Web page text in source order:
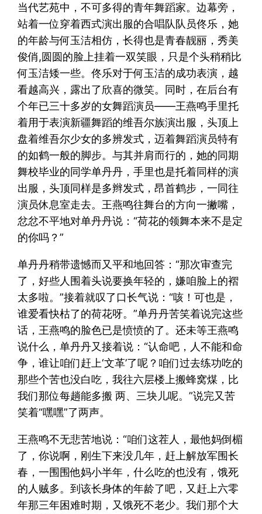
当代艺苑中，不可多得的青年舞蹈家。边幕旁，
站着一位穿着西式演出服的合唱队队员佟乐，她
的年龄与何玉洁相仿，长得也是青春靓丽，秀美
俊俏,圆圆的脸上挂着一双笑眼，只是个头稍稍比
何玉洁矮一些。佟乐对于何玉洁的成功表演，越
看越高兴，露出了欣喜的微笑。同时，在后台有
个年已三十多岁的女舞蹈演员——王燕鸣手里托
着用于表演新疆舞蹈的维吾尔族演出服，头顶上
盘着维吾尔少女的多辨发式，迈着舞蹈演员特有
的如鹤一般的脚步。与其并肩而行的，她的同期
舞校毕业的同学单丹丹，手里也是托着同样的演
出服，头顶同样是多辫发式，昂首鹤步，一同往
演员休息室走去。王燕鸣往舞台的方向一撇嘴，
忿忿不平地对单丹丹说：“荷花的领舞本来不是定
的你吗？”
单丹丹稍带遗憾而又平和地回答：“那次审查完
了，好些人围着头说要换年轻的，嫌咱脸上的褶
太多啦。”接着就叹了口长气说：“咳！可也是，
谁爱看快枯了的荷花呀。”单丹丹苦笑着说完这些
话，王燕鸣的脸色已是愤愤的了。还未等王燕鸣
说什么，单丹丹又接着说：“认命吧，人不能和命
争，谁让咱们赶上‘文革’了呢？咱们过去练功吃的
那些个苦也没白吃，我往六层楼上搬蜂窝煤，比
我们那位每趟能多搬 两、三块儿呢。”说完又苦
笑着“嘿嘿”了两声。
王燕鸣不无悲苦地说：“咱们这茬人，最他妈倒楣
了，你说啊，刚生下来没几年，赶上解放军围长
春，一围围他妈小半年，什么吃的也没有，饿死
的人贼多。到该长身体的年龄了吧，又赶上六零
年那三年困难时期，又饿死不老少。我们那个大